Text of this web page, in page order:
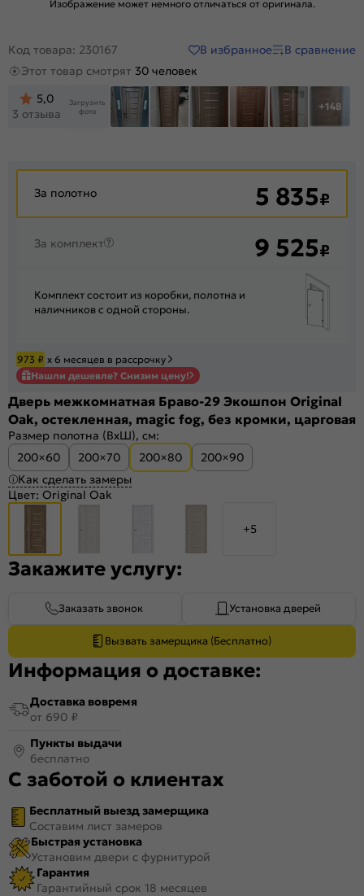
Изображение может немного отличаться от оригинала.
Код товара: 230167 В избранное
В сравнение
Этот товар смотрят 30 человек
5,0
3 отзыва
Загрузить
фото
+148
За полотно 5 835₽
За комплект 9 525₽
Комплект состоит из коробки, полотна и
наличников с одной стороны.
973 ₽ х 6 месяцев в рассрочку
Нашли дешевле? Снизим цену!
Дверь межкомнатная Браво-29 Экошпон Original
Oak, остекленная, magic fog, без кромки, царговая
Размер полотна (ВхШ), см:
200×60
200×70 200×80
200×90
Как сделать замеры
Цвет: Original Oak
+5
Закажите услугу:
Заказать звонок Установка дверей
Вызвать замерщика (Бесплатно)
Информация о доставке:
Доставка вовремя
от 690 ₽
Пункты выдачи
бесплатно
С заботой о клиентах
Бесплатный выезд замерщика
Составим лист замеров
Быстрая установка
Установим двери с фурнитурой
Гарантия
Гарантийный срок 18 месяцев